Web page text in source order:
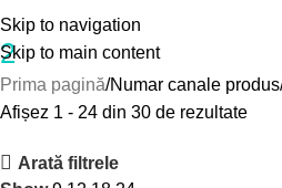
Skip to navigation
Skip to main content
2
Prima pagină Numar canale produs
Afișez 1 - 24 din 30 de rezultate
Arată filtrele